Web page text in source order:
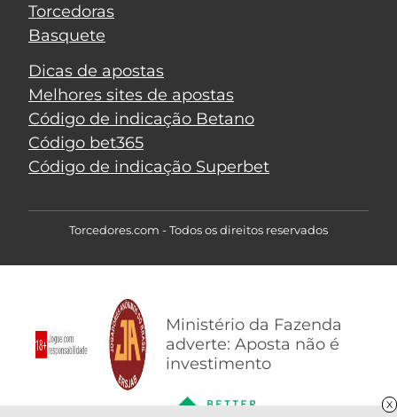
X
Torcedoras
Basquete
Dicas de apostas
Melhores sites de apostas
Código de indicação Betano
Código bet365
Código de indicação Superbet
Torcedores.com - Todos os direitos reservados
Ministério da Fazenda
adverte: Aposta não é
investimento